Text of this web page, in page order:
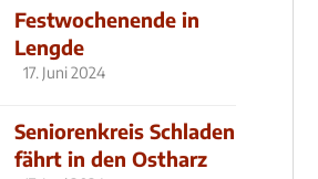
Festwochenende in
Lengde
17. Juni 2024
Seniorenkreis Schladen
fährt in den Ostharz